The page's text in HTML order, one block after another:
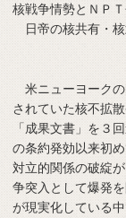
核戦争情勢とＮＰ
日帝の核共有・核
米ニューヨークの
されていた核不拡
「成果文書」を３
の条約発効以来初
対立的関係の破綻
争突入として爆発
が現実化している